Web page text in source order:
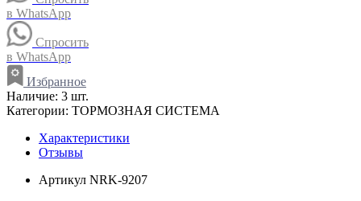
в WhatsApp
Спросить
в WhatsApp
Избранное
Наличие: 3 шт.
Категории: ТОРМОЗНАЯ СИСТЕМА
Характеристики
Отзывы
Артикул NRK-9207